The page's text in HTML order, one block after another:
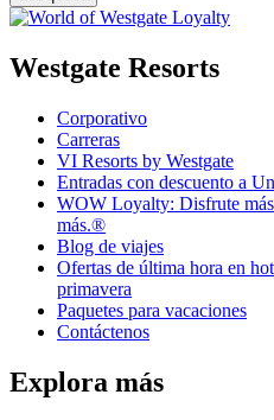
Westgate Resorts
Corporativo
Carreras
VI Resorts by Westgate
Entradas con descuento a
WOW Loyalty: Disfrute más
más.®
Blog de viajes
Ofertas de última hora en
primavera
Paquetes para vacaciones
Contáctenos
Explora más